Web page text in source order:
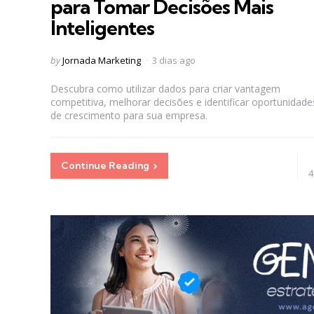
para Tomar Decisões Mais
Inteligentes
Posted
byJornada Marketing 3 dias ago
Descubra como utilizar dados para criar vantagem
competitiva, melhorar decisões e identificar
de crescimento para sua empresa.
Continue Reading